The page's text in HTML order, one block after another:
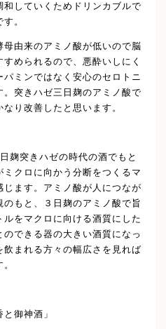
和していくためドリンカブルで
。
由来のアミノ酸が低いので脳
められるので、悪酔いしにく
ミンではなく安心のセロトニ
突きハゼ三日麹のアミノ酸で
り改善したと思います。
麹突きハゼの時代の酒でもと
クロに向かう分断をつくるマ
じます。アミノ酸が人につなが
もと、３日麹のアミノ酸で旨
をマクロに向ける酒質にした
できる器の大きい酒質になっ
まれる方々の幅広さを見れば
御神酒」